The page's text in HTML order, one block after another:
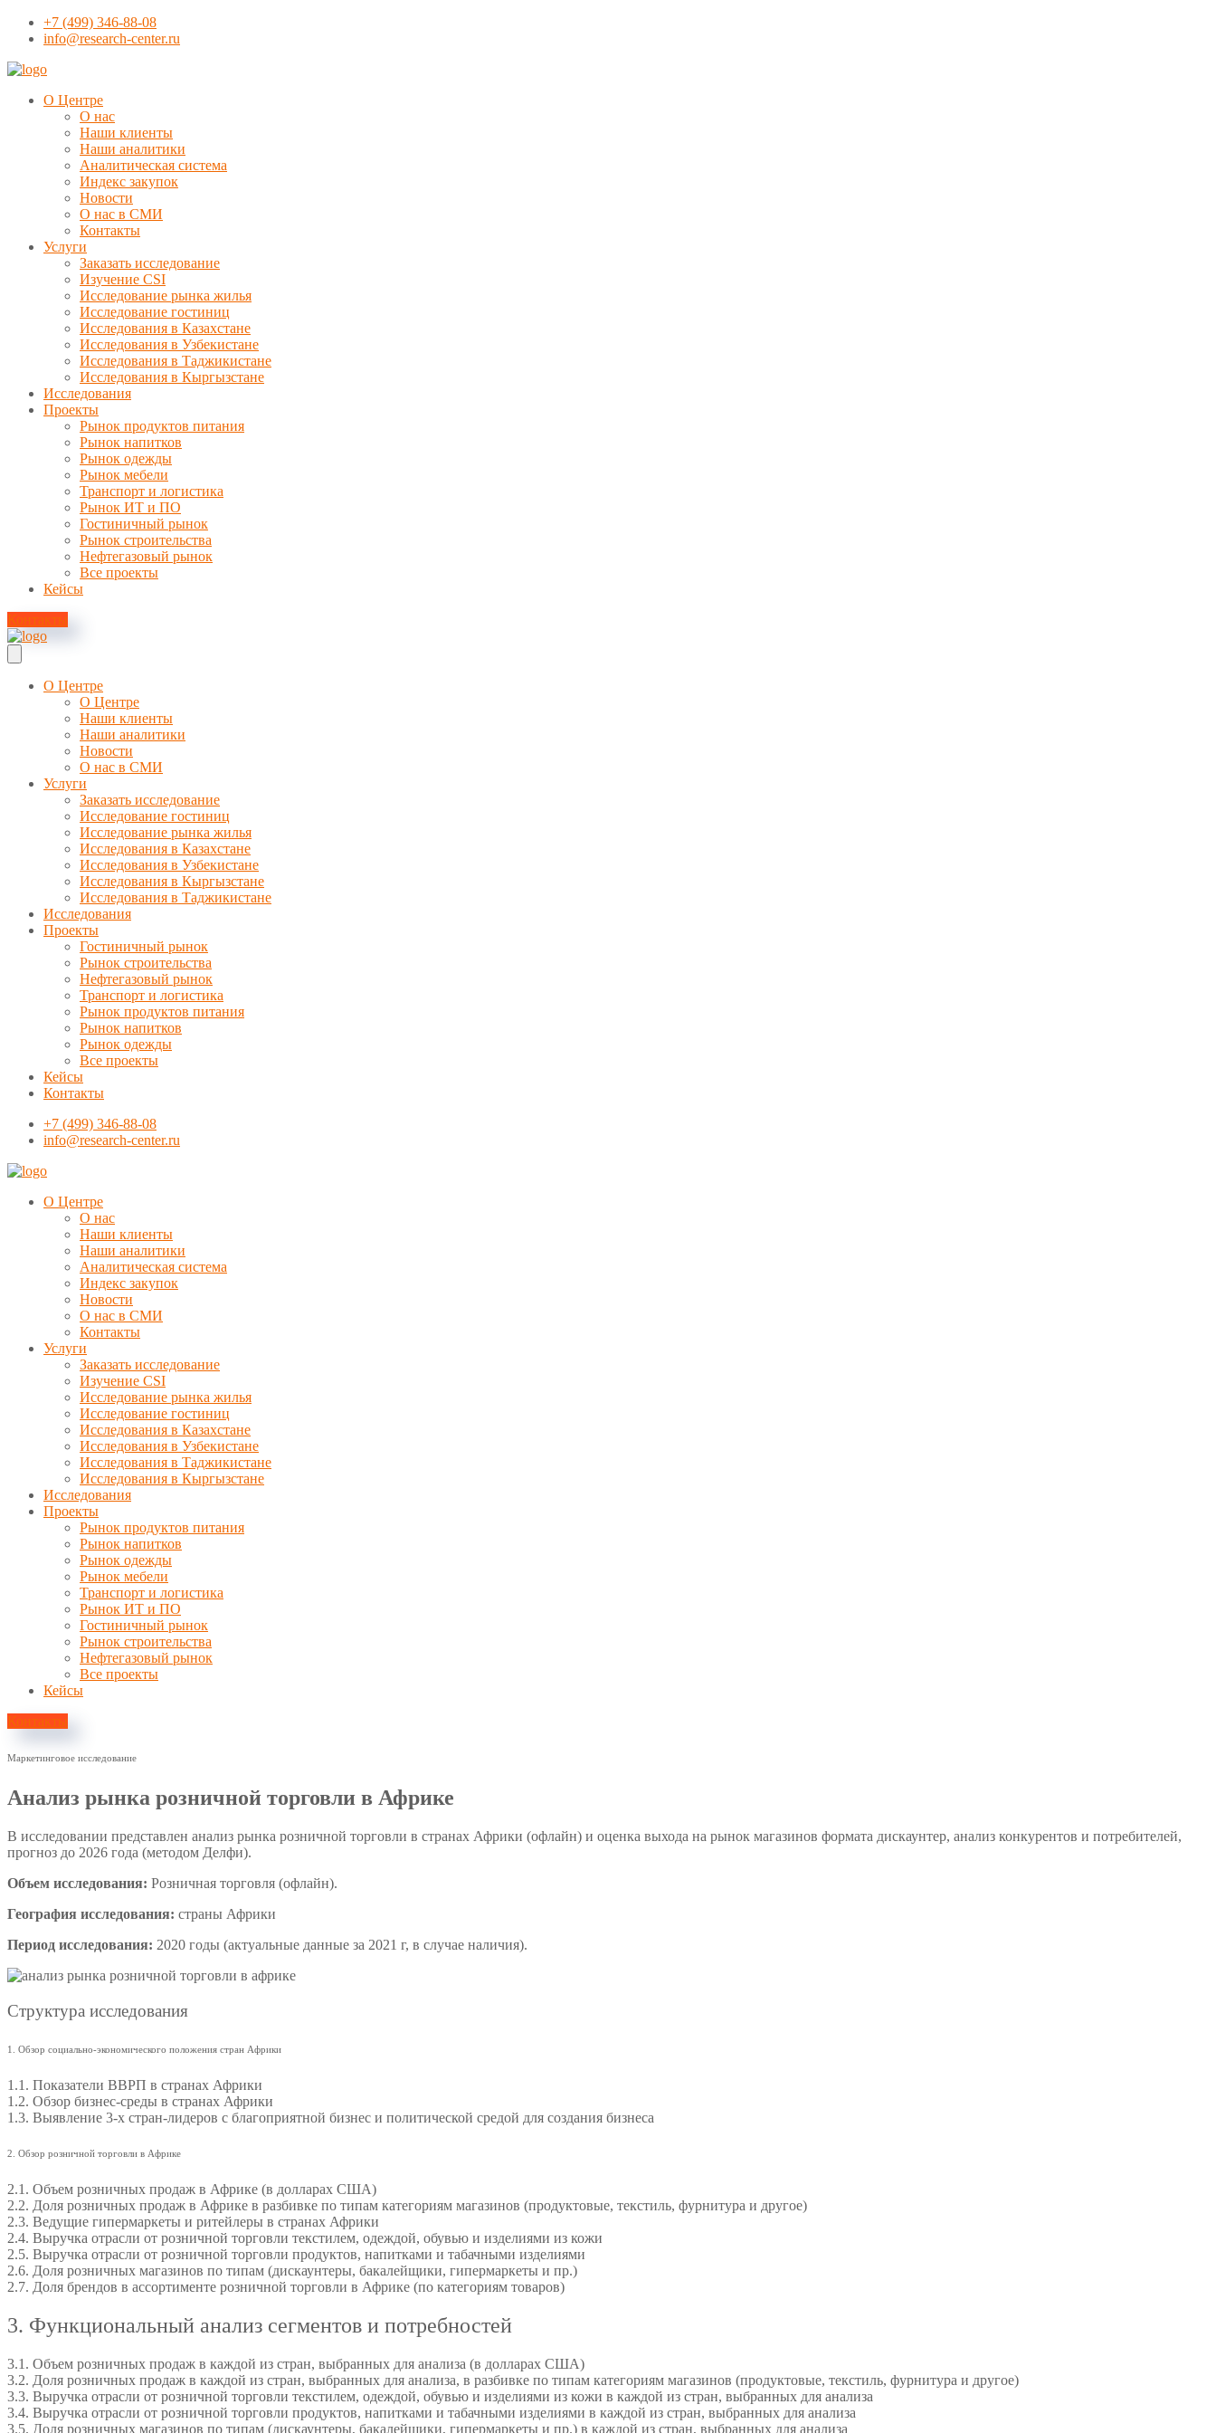
+7 (499) 346-88-08
info@research-center.ru
О Центре
О нас
Наши клиенты
Наши аналитики
Аналитическая система
Индекс закупок
Новости
О нас в СМИ
Контакты
Услуги
Заказать исследование
Изучение CSI
Исследование рынка жилья
Исследование гостиниц
Исследования в Казахстане
Исследования в Узбекистане
Исследования в Таджикистане
Исследования в Кыргызстане
Исследования
Проекты
Рынок продуктов питания
Рынок напитков
Рынок одежды
Рынок мебели
Транспорт и логистика
Рынок ИТ и ПО
Гостиничный рынок
Рынок строительства
Нефтегазовый рынок
Все проекты
Кейсы
Контакты
О Центре
О Центре
Наши клиенты
Наши аналитики
Новости
О нас в СМИ
Услуги
Заказать исследование
Исследование гостиниц
Исследование рынка жилья
Исследования в Казахстане
Исследования в Узбекистане
Исследования в Кыргызстане
Исследования в Таджикистане
Исследования
Проекты
Гостиничный рынок
Рынок строительства
Нефтегазовый рынок
Транспорт и логистика
Рынок продуктов питания
Рынок напитков
Рынок одежды
Все проекты
Кейсы
Контакты
+7 (499) 346-88-08
info@research-center.ru
О Центре
О нас
Наши клиенты
Наши аналитики
Аналитическая система
Индекс закупок
Новости
О нас в СМИ
Контакты
Услуги
Заказать исследование
Изучение CSI
Исследование рынка жилья
Исследование гостиниц
Исследования в Казахстане
Исследования в Узбекистане
Исследования в Таджикистане
Исследования в Кыргызстане
Исследования
Проекты
Рынок продуктов питания
Рынок напитков
Рынок одежды
Рынок мебели
Транспорт и логистика
Рынок ИТ и ПО
Гостиничный рынок
Рынок строительства
Нефтегазовый рынок
Все проекты
Кейсы
Контакты
Маркетинговое исследование
Анализ рынка розничной торговли в Африке
В исследовании представлен анализ рынка розничной торговли в странах Африки (офлайн) и оценка выхода на рынок магазинов формата дискаунтер, анализ конкурентов и потребителей,
прогноз до 2026 года (методом Делфи).
Объем исследования: Розничная торговля (офлайн).
География исследования: страны Африки
Период исследования: 2020 годы (актуальные данные за 2021 г, в случае наличия).
Структура исследования
1. Обзор социально-экономического положения стран Африки
1.1. Показатели ВВРП в странах Африки
1.2. Обзор бизнес-среды в странах Африки
1.3. Выявление 3-х стран-лидеров с благоприятной бизнес и политической средой для создания бизнеса
2. Обзор розничной торговли в Африке
2.1. Объем розничных продаж в Африке (в долларах США)
2.2. Доля розничных продаж в Африке в разбивке по типам категориям магазинов (продуктовые, текстиль, фурнитура и другое)
2.3. Ведущие гипермаркеты и ритейлеры в странах Африки
2.4. Выручка отрасли от розничной торговли текстилем, одеждой, обувью и изделиями из кожи
2.5. Выручка отрасли от розничной торговли продуктов, напитками и табачными изделиями
2.6. Доля розничных магазинов по типам (дискаунтеры, бакалейщики, гипермаркеты и пр.)
2.7. Доля брендов в ассортименте розничной торговли в Африке (по категориям товаров)
3. Функциональный анализ сегментов и потребностей
3.1. Объем розничных продаж в каждой из стран, выбранных для анализа (в долларах США)
3.2. Доля розничных продаж в каждой из стран, выбранных для анализа, в разбивке по типам категориям магазинов (продуктовые, текстиль, фурнитура и другое)
3.3. Выручка отрасли от розничной торговли текстилем, одеждой, обувью и изделиями из кожи в каждой из стран, выбранных для анализа
3.4. Выручка отрасли от розничной торговли продуктов, напитками и табачными изделиями в каждой из стран, выбранных для анализа
3.5. Доля розничных магазинов по типам (дискаунтеры, бакалейщики, гипермаркеты и пр.) в каждой из стран, выбранных для анализа